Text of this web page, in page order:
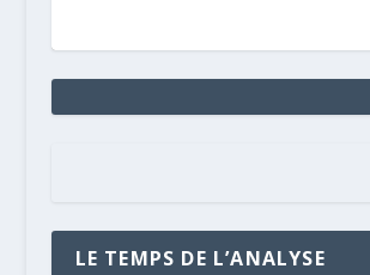
LE TEMPS DE L’ANALYSE